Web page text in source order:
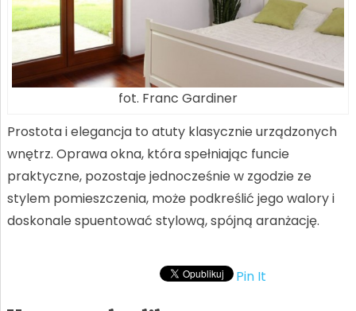
fot. Franc Gardiner
Prostota i elegancja to atuty klasycznie urządzonych
wnętrz. Oprawa okna, która spełniając funcie
praktyczne, pozostaje jednocześnie w zgodzie ze
stylem pomieszczenia, może podkreślić jego walory i
doskonale spuentować stylową, spójną aranżację.
Pin It